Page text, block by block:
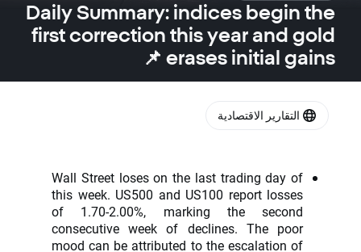
Daily Summary: indices begin the
first correction this year and gold
erases initial gains 📌
Wall Street loses on the last trading day of
this week. US500 and US100 report losses
of 1.70-2.00%, marking the second
consecutive week of declines. The poor
mood can be attributed to the escalation of
التقارير الاقتصادية